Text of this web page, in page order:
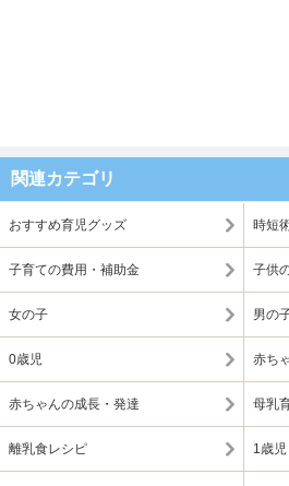
関連カテゴリ
おすすめ育児グッズ 時短
子育ての費用・補助金 子供
女の子 男の
0歳児 赤ち
赤ちゃんの成長・発達 母乳
離乳食レシピ 1歳児